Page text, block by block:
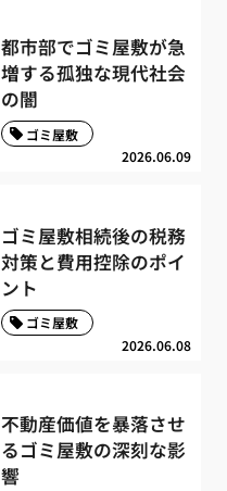
都市部でゴミ屋敷が急
増する孤独な現代社会
の闇
2026.06.09
ゴミ屋敷
ゴミ屋敷相続後の税務
対策と費用控除のポイ
ント
2026.06.08
ゴミ屋敷
不動産価値を暴落させ
るゴミ屋敷の深刻な影
響